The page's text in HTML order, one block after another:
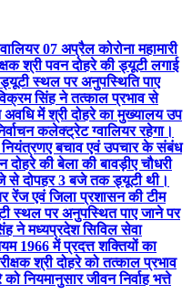
07 अप्रैल कोरोना महामारी
श्री पवन दोहरे की ड्यूटी लगाई
स्थल पर अनुपस्थिति पाए
सिंह ने तत्काल प्रभाव से
में श्री दोहरे का मुख्यालय उप
कलेक्ट्रेट ग्वालियर रहेगा।
नियंत्रणए बचाव एवं उपचार के संबंध
दोहरे की बेला की बावड़ीए चौधरी
से दोपहर 3 बजे तक ड्यूटी थी।
रेंज एवं जिला प्रशासन की टीम
स्थल पर अनुपस्थित पाए जाने पर
ने मध्यप्रदेश सिविल सेवा
1966 में प्रदत्त शक्तियों का
श्री दोहरे को तत्काल प्रभाव
नियमानुसार जीवन निर्वाह भत्ते